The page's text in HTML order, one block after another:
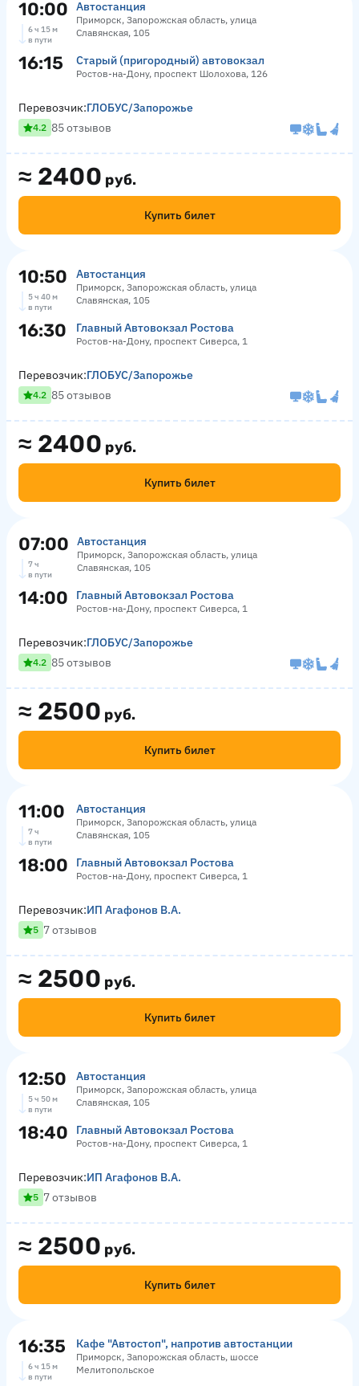
10:00 Автостанция
Приморск, Запорожская область, улица
Славянская, 105
6 ч 15 м
в пути
16:15 Старый (пригородный) автовокзал
Ростов-на-Дону, проспект Шолохова, 126
≈ 2400 руб.
Купить билет
Перевозчик:ГЛОБУС/Запорожье
4.2 85 отзывов
10:50 Автостанция
Приморск, Запорожская область, улица
Славянская, 105
5 ч 40 м
в пути
16:30 Главный Автовокзал Ростова
Ростов-на-Дону, проспект Сиверса, 1
≈ 2400 руб.
Купить билет
Перевозчик:ГЛОБУС/Запорожье
4.2 85 отзывов
07:00 Автостанция
Приморск, Запорожская область, улица
Славянская, 105
7 ч
в пути
14:00 Главный Автовокзал Ростова
Ростов-на-Дону, проспект Сиверса, 1
≈ 2500 руб.
Купить билет
Перевозчик:ГЛОБУС/Запорожье
4.2 85 отзывов
11:00 Автостанция
Приморск, Запорожская область, улица
Славянская, 105
7 ч
в пути
18:00 Главный Автовокзал Ростова
Ростов-на-Дону, проспект Сиверса, 1
≈ 2500 руб.
Купить билет
Перевозчик:ИП Агафонов В.А.
5 7 отзывов
12:50 Автостанция
Приморск, Запорожская область, улица
Славянская, 105
5 ч 50 м
в пути
18:40 Главный Автовокзал Ростова
Ростов-на-Дону, проспект Сиверса, 1
≈ 2500 руб.
Купить билет
Перевозчик:ИП Агафонов В.А.
5 7 отзывов
16:35 Кафе "Автостоп", напротив автостанции
Приморск, Запорожская область, шоссе
Мелитопольское
6 ч 15 м
в пути